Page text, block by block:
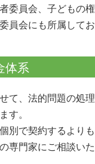
委員会、子どもの
員会にも所属してお
体系
て、法的問題の処
す。
別で契約するより
専門家にご相談いた